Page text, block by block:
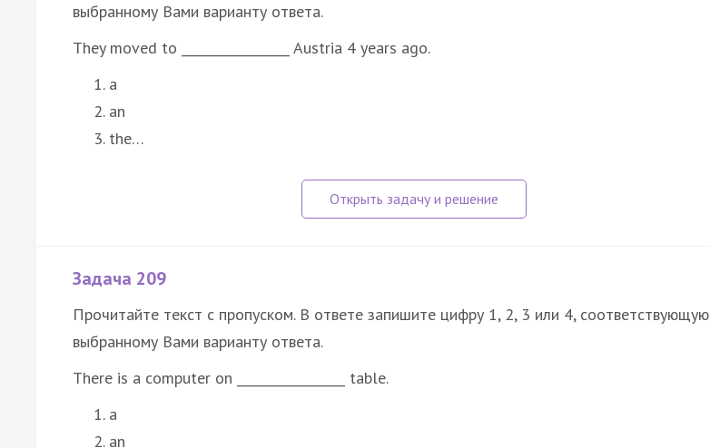
выбранному Вами варианту ответа.
They moved to _________________ Austria 4 years ago.
a
an
the…
Задача 209
Прочитайте текст с пропуском. В ответе запишите цифру 1, 2, 3 или 4, соответствующую
выбранному Вами варианту ответа.
There is a computer on _________________ table.
a
an